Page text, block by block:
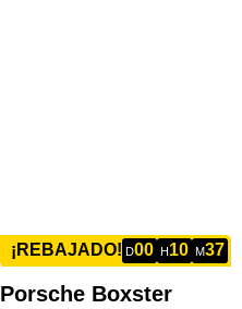
¡REBAJADO! D00 H10 M37
Porsche Boxster